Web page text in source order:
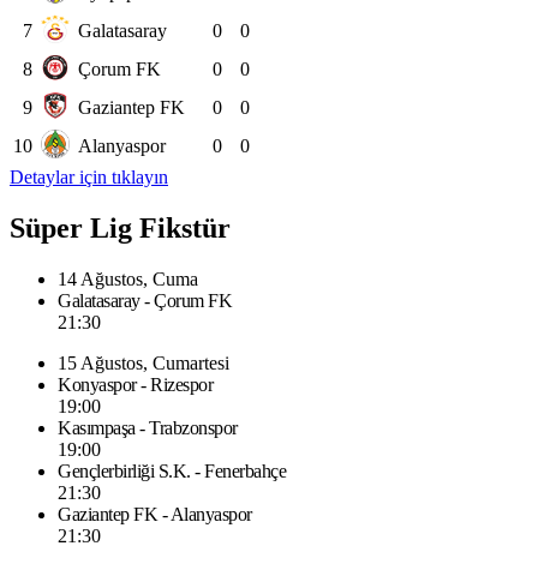
7
Galatasaray 0
0
8
Çorum FK 0
0
9
Gaziantep FK 0
0
10
Alanyaspor 0
0
Detaylar için tıklayın
Süper Lig Fikstür
14 Ağustos, Cuma
Galatasaray - Çorum FK
21:30
15 Ağustos, Cumartesi
Konyaspor - Rizespor
19:00
Kasımpaşa - Trabzonspor
19:00
Gençlerbirliği S.K. - Fenerbahçe
21:30
Gaziantep FK - Alanyaspor
21:30